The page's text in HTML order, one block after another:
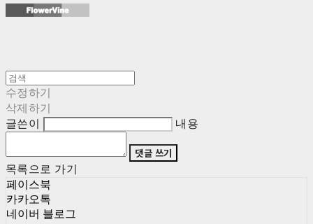
수정하기
삭제하기
글쓴이
내용
댓글 쓰기
목록으로 가기
페이스북
카카오톡
네이버 블로그